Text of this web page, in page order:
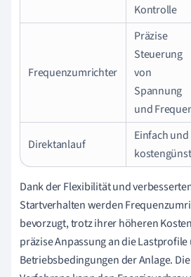
Kontrolle
Frequenzumrichter
Präzise
Steuerung
von
Spannung
und
Direktanlauf
Einfach und
Dank der Flexibilität und
Startverhalten werden
bevorzugt, trotz ihrer höheren
präzise Anpassung an die Lastprofile
Betriebsbedingungen der Anlage.